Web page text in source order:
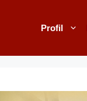
Profil